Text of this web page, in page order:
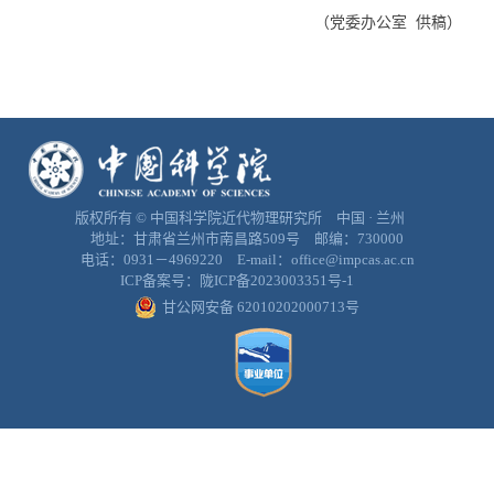
（党委办公室 供稿）
版权所有 © 中国科学院近代物理研究所 中国 · 兰州
地址：甘肃省兰州市南昌路509号 邮编：730000
电话：0931－4969220 E-mail：office@impcas.ac.cn
ICP备案号：
陇ICP备2023003351号-1
甘公网安备 62010202000713号